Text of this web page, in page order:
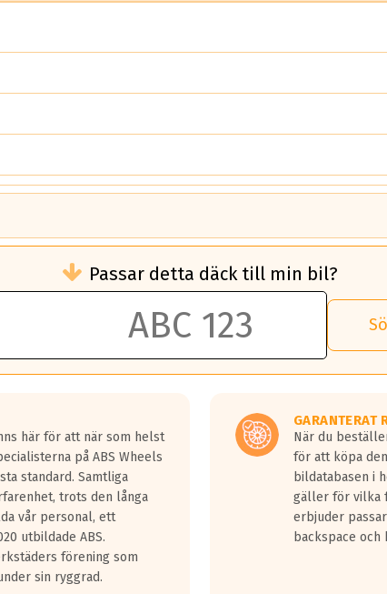
än ett klass G däck.
50 liter bränsle med ett klass A däck gentemot ett klass G
vilken rutt du kör, samt vilken körstil du använder.
lastbilar.
på en väg där det ligger 0.5-1.5 mm vatten.
fyra billängder( ca 18meter) mellan däck med betyg A
överträffa motorljudet.
ett däck med vågar. Hög bullernivå markeras med svarta vågor
kraven som finns i dagsläget, men är inte längre tillåtna enligt
Passar detta däck till min bil?
här för att när som helst
på ABS Wheels
standard. Samtliga
trots den långa
vår personal, ett
utbildade ABS.
förening som
sin ryggrad.
GARANTERAT
När du
för att köpa
bildatabasen i
gäller för vilka
erbjuder
backspace